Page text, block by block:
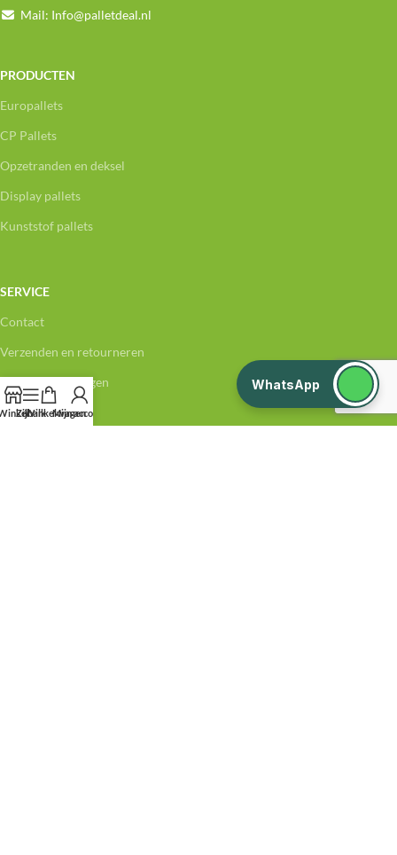
Mail: Info@palletdeal.nl
PRODUCTEN
Europallets
CP Pallets
Opzetranden en deksel
Display pallets
Kunststof pallets
SERVICE
Contact
Verzenden en retourneren
Veelgestelde vragen
Klachten
Zijbalk
Winkelwagen
Mijn account
WhatsApp